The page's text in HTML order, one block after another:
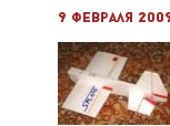
9 февраля